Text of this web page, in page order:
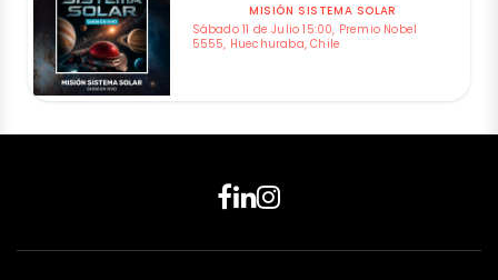
MISIÓN SISTEMA SOLAR
Sábado 11 de Julio 15:00, Premio Nobel
5555, Huechuraba, Chile